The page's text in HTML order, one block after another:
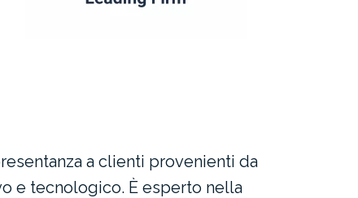
a clienti provenienti da
e tecnologico. È esperto nella